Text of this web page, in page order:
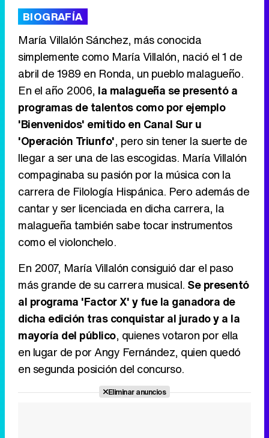
Tráiler de '33 días', la nueva serie de Atresplayer con Julián Villagrán y José Manuel Poga
Tráiler en catalán de 'Ravalear', la nueva serie de HBO Max sobre los fondos buitre
Canción ganadora de Eurovisión 2026: DARA con "Bangaranga" por Bulgaria
BIOGRAFÍA
María Villalón Sánchez, más conocida
simplemente como María Villalón, nació el 1 de
abril de 1989 en Ronda, un pueblo malagueño.
En el año 2006, la malagueña se presentó a
programas de talentos como por ejemplo
'Bienvenidos' emitido en Canal Sur u
'Operación Triunfo', pero sin tener la suerte de
llegar a ser una de las escogidas. María Villalón
compaginaba su pasión por la música con la
carrera de Filología Hispánica. Pero además de
cantar y ser licenciada en dicha carrera, la
malagueña también sabe tocar instrumentos
como el violonchelo.
En 2007, María Villalón consiguió dar el paso
más grande de su carrera musical. Se presentó
al programa 'Factor X' y fue la ganadora de
dicha edición tras conquistar al jurado y a la
mayoría del público, quienes votaron por ella
en lugar de por Angy Fernández, quien quedó
en segunda posición del concurso.
Eliminar anuncios